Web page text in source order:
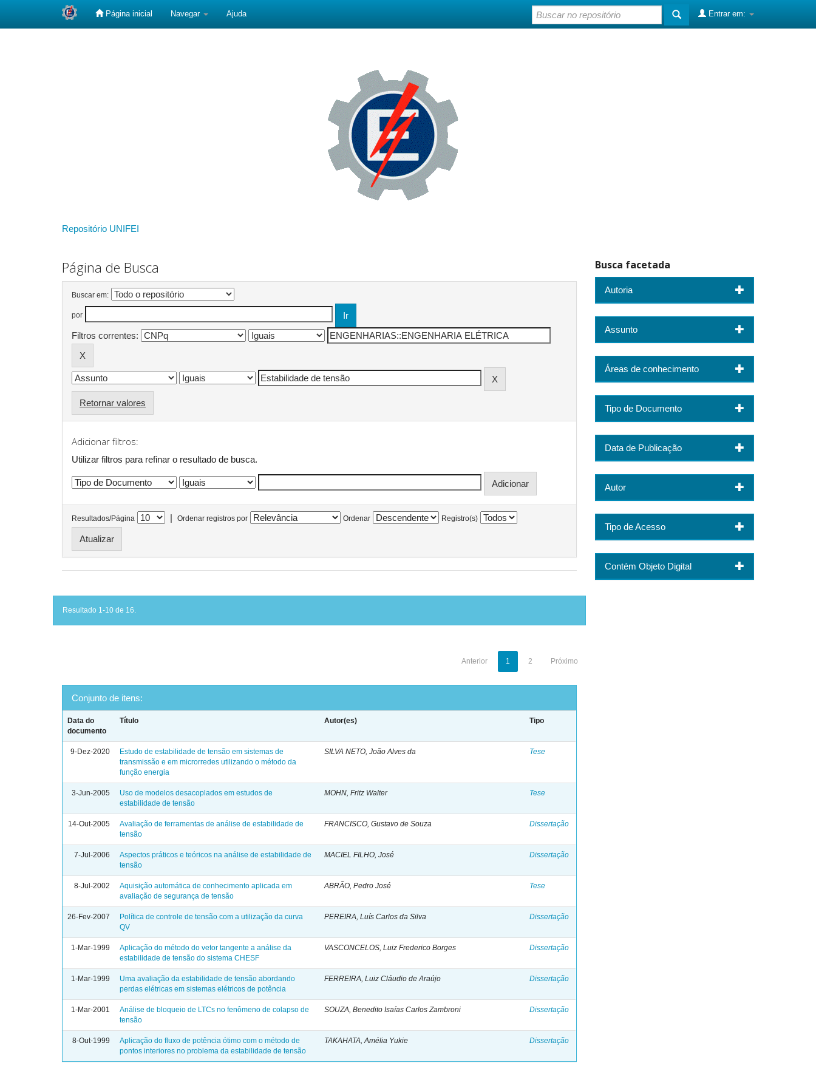
Página inicial Navegar Ajuda Entrar em:
Repositório UNIFEI
Página de Busca
Buscar em:
por
Filtros correntes:
Retornar valores
Adicionar filtros:
Utilizar filtros para refinar o resultado de busca.
Resultados/Página | Ordenar registros por Ordenar Registro(s)
Resultado 1-10 de 16.
Anterior 1 2 Próximo
Conjunto de itens:
Data do
documento
Título Autor(es) Tipo
9-Dez-2020
Estudo de estabilidade de tensão em sistemas de
transmissão e em microrredes utilizando o método da
função energia
SILVA NETO, João Alves da Tese
3-Jun-2005
Uso de modelos desacoplados em estudos de
estabilidade de tensão
MOHN, Fritz Walter Tese
14-Out-2005
Avaliação de ferramentas de análise de estabilidade de
tensão
FRANCISCO, Gustavo de Souza Dissertação
7-Jul-2006
Aspectos práticos e teóricos na análise de estabilidade de
tensão
MACIEL FILHO, José Dissertação
8-Jul-2002
Aquisição automática de conhecimento aplicada em
avaliação de segurança de tensão
ABRÃO, Pedro José Tese
26-Fev-2007
Política de controle de tensão com a utilização da curva
QV
PEREIRA, Luís Carlos da Silva Dissertação
1-Mar-1999
Aplicação do método do vetor tangente a análise da
estabilidade de tensão do sistema CHESF
VASCONCELOS, Luiz Frederico Borges Dissertação
1-Mar-1999
Uma avaliação da estabilidade de tensão abordando
perdas elétricas em sistemas elétricos de potência
FERREIRA, Luiz Cláudio de Araújo Dissertação
1-Mar-2001
Análise de bloqueio de LTCs no fenômeno de colapso de
tensão
SOUZA, Benedito Isaías Carlos Zambroni Dissertação
8-Out-1999
Aplicação do fluxo de potência ótimo com o método de
pontos interiores no problema da estabilidade de tensão
TAKAHATA, Amélia Yukie Dissertação
Busca facetada
Autoria
Assunto
Áreas de conhecimento
Tipo de Documento
Data de Publicação
Autor
Tipo de Acesso
Contém Objeto Digital